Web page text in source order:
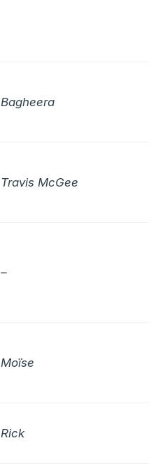
Bagheera
Travis McGee
–
Moïse
Rick